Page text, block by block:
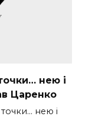
нею і
Царенко
нею і